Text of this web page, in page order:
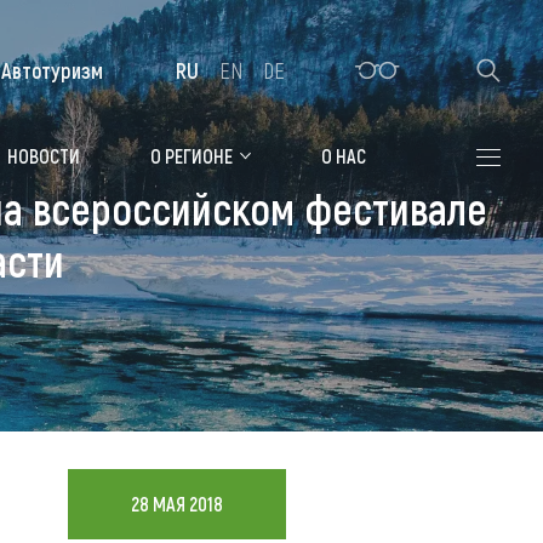
Алтайская зимовка
Где остановиться
Санатории
Гостиницы, отели
Коттеджи, базы
Сельские усадьбы
Мотели, придорожные отели
НОВОСТИ О РЕГИОНЕ О НАС
Автотуризм RU EN DE
всероссийском фестивале
28 МАЯ 2018